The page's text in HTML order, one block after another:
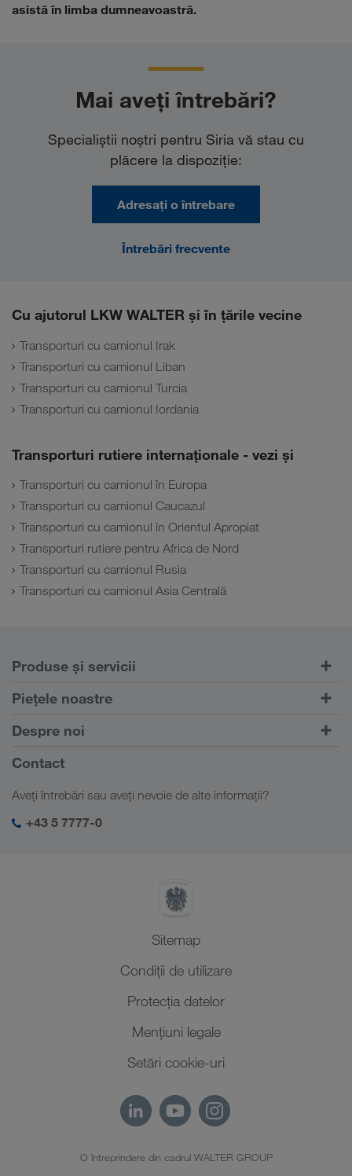
asistă în limba dumneavoastră.
Mai aveți întrebări?
Specialiştii noştri pentru Siria vă stau cu
plăcere la dispoziţie:
Adresați o întrebare
Întrebări frecvente
Cu ajutorul LKW WALTER și în țările vecine
Transporturi cu camionul Irak
Transporturi cu camionul Liban
Transporturi cu camionul Turcia
Transporturi cu camionul Iordania
Transporturi rutiere internaţionale - vezi și
Transporturi cu camionul în Europa
Transporturi cu camionul Caucazul
Transporturi cu camionul în Orientul Apropiat
Transporturi rutiere pentru Africa de Nord
Transporturi cu camionul Rusia
Transporturi cu camionul Asia Centrală
Produse și servicii
Transport rutier
Portalul pentru clienți CONNECT
Soluții digitale
Soluții în funcție de domeniul de activitate
Piețele noastre
Europa
Caucaz
Asia Centrală
Orientul Mijlociu
Despre noi
Informații despre firma noastră
Responsabilitate socială
Management SHEQ
Contact
Aveți întrebări sau aveți nevoie de alte informații?
+43 5 7777-0
Sitemap
Condiții de utilizare
Protecţia datelor
Mențiuni legale
Setări cookie-uri
O întreprindere din cadrul WALTER GROUP